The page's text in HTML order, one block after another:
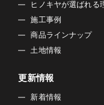
ヒノキヤが選ばれる
施工事例
商品ラインナップ
土地情報
更新情報
新着情報